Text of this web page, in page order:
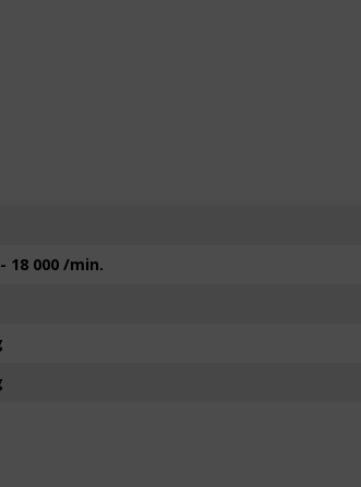
18 000 /min.